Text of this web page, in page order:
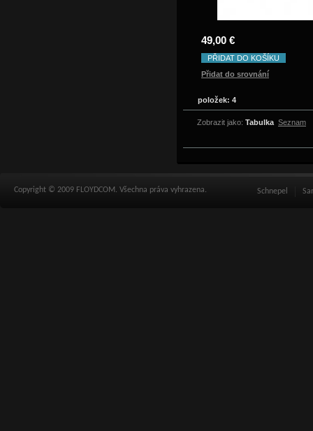
49,00 €
PŘIDAT DO KOŠÍKU
Přidat do srovnání
položek: 4
Zobrazit jako: Tabulka Seznam
Copyright © 2009 FLOYDCOM. Všechna práva vyhrazena. Schnepel